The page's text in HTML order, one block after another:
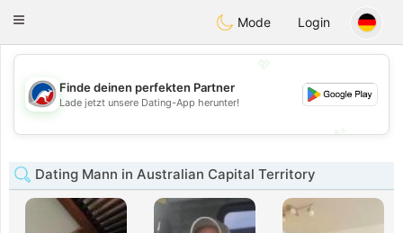
Australia Chat
Toggle
Mode Login
💖
💕
Finde deinen perfekten Partner
Lade jetzt unsere Dating-App herunter!
Dating Mann in Australian Capital Territory